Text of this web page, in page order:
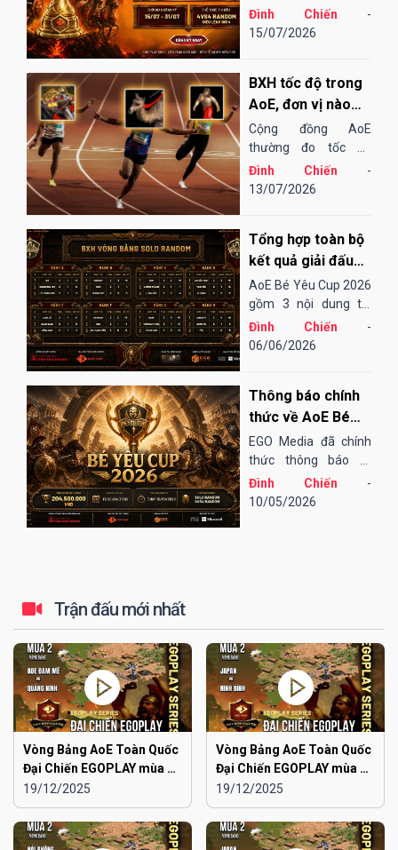
AoE Việt Nam,
EGOPLAY đã không
sân chơi...
Đình Chiến -
15/07/2026
BXH tốc độ trong
AoE, đơn vị nào
"chạy" nhanh
nhất?
Cộng đồng AoE
thường đo tốc độ
chạy của các đơn vị
bằng cảm tính hoặc
song đôi khi lại không
thu hoạch được...
Đình Chiến -
13/07/2026
Tổng hợp toàn bộ
kết quả giải đấu
AoE Bé Yêu Cup
2026
AoE Bé Yêu Cup 2026
gồm 3 nội dung thi
đấu: Solo Random,
Solo Shang và 4vs4
Online qua nền tảng
EGOPLAY, các trận
bán kết và chung...
Đình Chiến -
06/06/2026
Thông báo chính
thức về AoE Bé
Yêu Cup 2026
EGO Media đã chính
thức thông báo tổ
chức giải đấu AoE Bé
Yêu Cup 2026 (lần
Đình Chiến -
10/05/2026
Trận đấu mới nhất
Vòng Bảng AoE Toàn Quốc
Đại Chiến EGOPLAY mùa 2 |
Aoe Đam Mê vs Quảng
Ninh
19/12/2025
Vòng Bảng AoE Toàn Quốc
Đại Chiến EGOPLAY mùa 2 |
Japan vs Ninh Bình
19/12/2025